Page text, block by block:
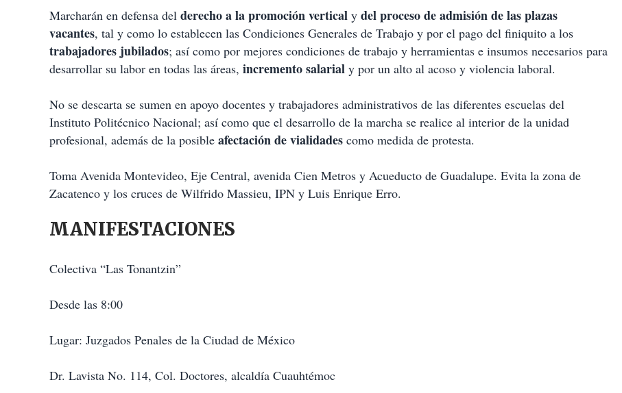
Marcharán en defensa del derecho a la promoción vertical y del proceso de admisión de las plazas
vacantes, tal y como lo establecen las Condiciones Generales de Trabajo y por el pago del finiquito a los
trabajadores jubilados; así como por mejores condiciones de trabajo y herramientas e insumos necesarios para
desarrollar su labor en todas las áreas, incremento salarial y por un alto al acoso y violencia laboral.
No se descarta se sumen en apoyo docentes y trabajadores administrativos de las diferentes escuelas del
Instituto Politécnico Nacional; así como que el desarrollo de la marcha se realice al interior de la unidad
profesional, además de la posible afectación de vialidades como medida de protesta.
Toma Avenida Montevideo, Eje Central, avenida Cien Metros y Acueducto de Guadalupe. Evita la zona de
Zacatenco y los cruces de Wilfrido Massieu, IPN y Luis Enrique Erro.
MANIFESTACIONES
Colectiva “Las Tonantzin”
Desde las 8:00
Lugar: Juzgados Penales de la Ciudad de México
Dr. Lavista No. 114, Col. Doctores, alcaldía Cuauhtémoc